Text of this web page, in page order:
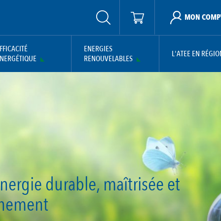
MON
ENERGIES
RENOUVELABLES
L'ATEE EN
durable, maîtrisée et